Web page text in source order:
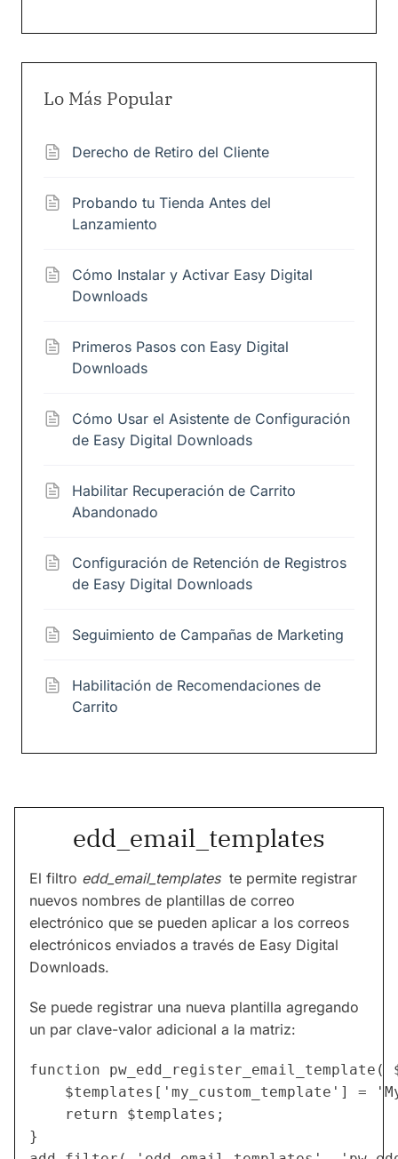
Lo Más Popular
Derecho de Retiro del Cliente
Probando tu Tienda Antes del
Lanzamiento
Cómo Instalar y Activar Easy Digital
Downloads
Primeros Pasos con Easy Digital
Downloads
Cómo Usar el Asistente de Configuración
de Easy Digital Downloads
Habilitar Recuperación de Carrito
Abandonado
Configuración de Retención de Registros
de Easy Digital Downloads
Seguimiento de Campañas de Marketing
Habilitación de Recomendaciones de
Carrito
edd_email_templates
El filtro edd_email_templates te permite registrar
nuevos nombres de plantillas de correo
electrónico que se pueden aplicar a los correos
electrónicos enviados a través de Easy Digital
Downloads.
Se puede registrar una nueva plantilla agregando
un par clave-valor adicional a la matriz:
function
}